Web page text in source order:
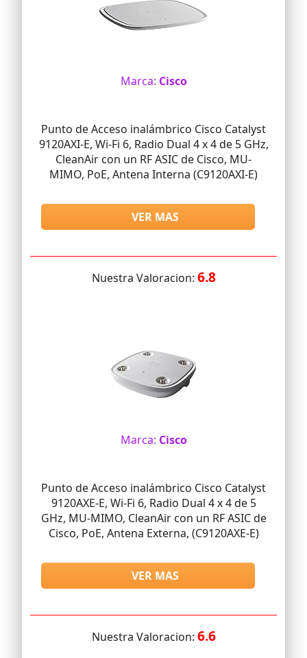
Marca: Cisco
Punto de Acceso inalámbrico Cisco Catalyst
9120AXI-E, Wi-Fi 6, Radio Dual 4 x 4 de 5 GHz,
CleanAir con un RF ASIC de Cisco, MU-
MIMO, PoE, Antena Interna (C9120AXI-E)
VER MAS
Nuestra Valoracion: 6.8
Marca: Cisco
Punto de Acceso inalámbrico Cisco Catalyst
9120AXE-E, Wi-Fi 6, Radio Dual 4 x 4 de 5
GHz, MU-MIMO, CleanAir con un RF ASIC de
Cisco, PoE, Antena Externa, (C9120AXE-E)
VER MAS
Nuestra Valoracion: 6.6